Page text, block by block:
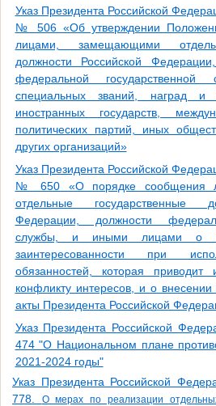
Указ Президента Российской
№ 506 «Об утверждении
лицами, замещающими
должности Российской
федеральной
специальных званий, наград и
иностранных государств,
политических партий, иных
других организаций»
Указ Президента Российской
№ 650 «О порядке сообщения
отдельные государственные
Федерации, должности
службы, и иными лицами о
заинтересованности при
обязанностей, которая
конфликту интересов, и о
акты Президента Российской
Указ Президента Российской
474 "О Национальном плане
2021-2024 годы"
Указ Президента Российской
778. О мерах по реализации